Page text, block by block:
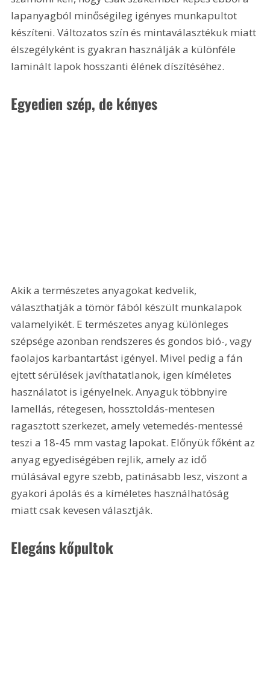
lapanyagból minőségileg igényes munkapultot
készíteni. Változatos szín és mintaválasztékuk miatt
élszegélyként is gyakran használják a különféle
laminált lapok hosszanti élének díszítéséhez.
Egyedien szép, de kényes
Akik a természetes anyagokat kedvelik,
választhatják a tömör fából készült munkalapok
valamelyikét. E természetes anyag különleges
szépsége azonban rendszeres és gondos bió-, vagy
faolajos karbantartást igényel. Mivel pedig a fán
ejtett sérülések javíthatatlanok, igen kíméletes
használatot is igényelnek. Anyaguk többnyire
lamellás, rétegesen, hossztoldás-mentesen
ragasztott szerkezet, amely vetemedés-mentessé
teszi a 18-45 mm vastag lapokat. Előnyük főként az
anyag egyediségében rejlik, amely az idő
múlásával egyre szebb, patinásabb lesz, viszont a
gyakori ápolás és a kíméletes használhatóság
miatt csak kevesen választják.
Elegáns kőpultok